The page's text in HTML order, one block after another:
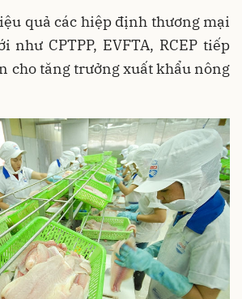
quả các hiệp định thương mại
như CPTPP, EVFTA, RCEP tiếp
cho tăng trưởng xuất khẩu nông